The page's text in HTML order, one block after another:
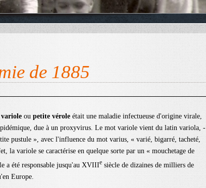
de 1885
variole ou petite vérole était une maladie infectueuse d'origine virale,
due à un proxyvirus. Le mot variole vient du latin variola, -
pustule », avec l'influence du mot varius, « varié, bigarré, tacheté,
la variole se caractérise en quelque sorte par un « mouchetage de
a été responsable jusqu'au XVIIIe siècle de dizaines de milliers de
Europe.